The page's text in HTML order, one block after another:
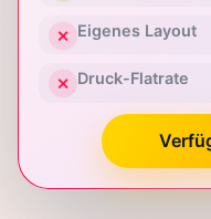
✕ Eigenes Layout
✕ Druck-Flatrate